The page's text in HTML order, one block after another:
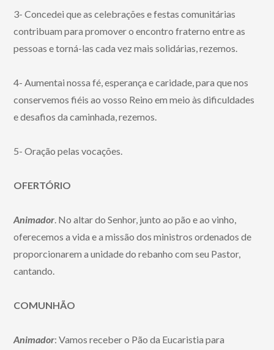
3- Concedei que as celebrações e festas comunitárias
contribuam para promover o encontro fraterno entre as
pessoas e torná-las cada vez mais solidárias, rezemos.
4- Aumentai nossa fé, esperança e caridade, para que nos
conservemos fiéis ao vosso Reino em meio às dificuldades
e desafios da caminhada, rezemos.
5- Oração pelas vocações.
OFERTÓRIO
Animador. No altar do Senhor, junto ao pão e ao vinho,
oferecemos a vida e a missão dos ministros ordenados de
proporcionarem a unidade do rebanho com seu Pastor,
cantando.
COMUNHÃO
Animador: Vamos receber o Pão da Eucaristia para